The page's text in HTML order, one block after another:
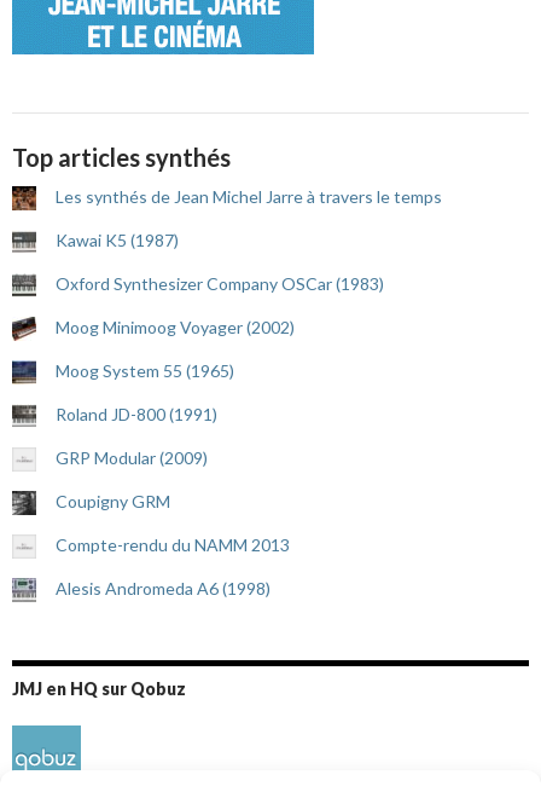
Top articles synthés
Les synthés de Jean Michel Jarre à travers le temps
Kawai K5 (1987)
Oxford Synthesizer Company OSCar (1983)
Moog Minimoog Voyager (2002)
Moog System 55 (1965)
Roland JD-800 (1991)
GRP Modular (2009)
Coupigny GRM
Compte-rendu du NAMM 2013
Alesis Andromeda A6 (1998)
JMJ en HQ sur Qobuz